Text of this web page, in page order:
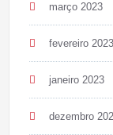
março 2023
fevereiro 2023
janeiro 2023
dezembro